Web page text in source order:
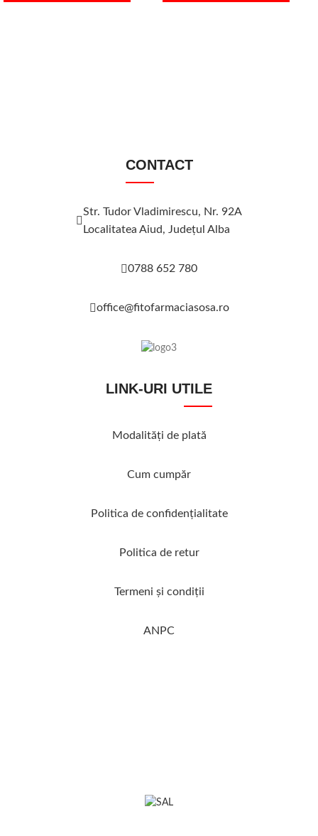
CONTACT
Str. Tudor Vladimirescu, Nr. 92A
Localitatea Aiud, Judeţul Alba
0788 652 780
office@fitofarmaciasosa.ro
LINK-URI UTILE
Modalităţi de plată
Cum cumpăr
Politica de confidenţialitate
Politica de retur
Termeni şi condiţii
ANPC